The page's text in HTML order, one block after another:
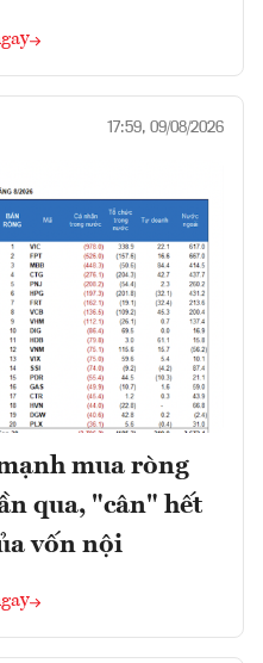
17:59, 09/08/2026
mua ròng
qua, "cân" hết
vốn nội